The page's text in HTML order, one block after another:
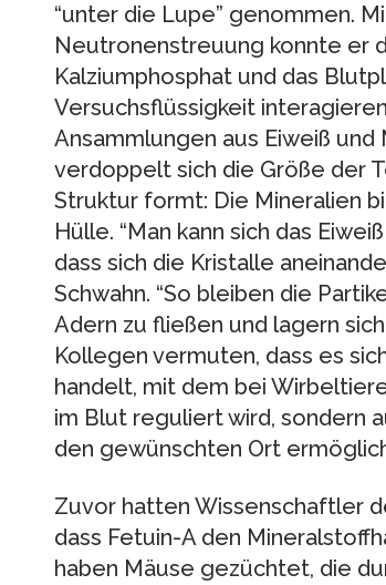
“unter die Lupe” genommen.
Neutronenstreuung konnte er
Kalziumphosphat und das
Versuchsflüssigkeit
Ansammlungen aus Eiweiß
verdoppelt sich die Größe der
Struktur formt: Die Mineralien
Hülle. “Man kann sich das
dass sich die Kristalle
Schwahn. “So bleiben die
Adern zu fließen und lagern
Kollegen vermuten, dass es
handelt, mit dem bei
im Blut reguliert wird, sondern
den gewünschten Ort
Zuvor hatten Wissenschaftler
dass Fetuin-A den
haben Mäuse gezüchtet, die